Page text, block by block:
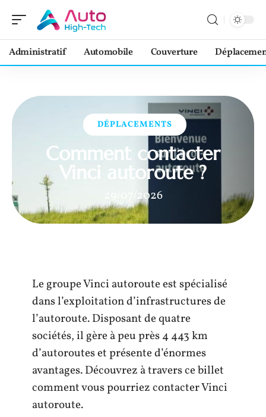
Administratif Automobile Couverture
DÉPLACEMENTS
Comment contacter
Vinci autoroute ?
29/07/2026
Le groupe Vinci autoroute est spécialisé
dans l’exploitation d’infrastructures de
l’autoroute. Disposant de quatre
sociétés, il gère à peu près 4 443 km
d’autoroutes et présente d’énormes
avantages. Découvrez à travers ce billet
comment vous pourriez contacter Vinci
autoroute.